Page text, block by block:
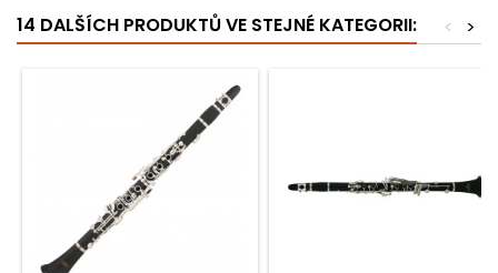
14 DALŠÍCH PRODUKTŮ VE STEJNÉ KATEGORII: >
<